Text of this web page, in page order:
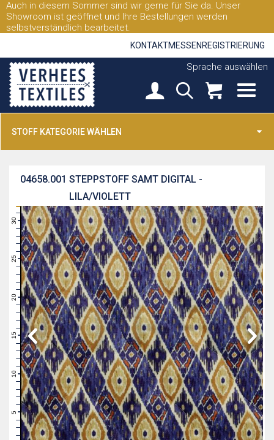
Auch in diesem Sommer sind wir gerne für Sie da. Unser
Showroom ist geöffnet und Ihre Bestellungen werden
selbstverständlich bearbeitet.
KONTAKTMESSEN REGISTRIERUNG
Sprache auswählen
STOFF KATEGORIE WÄHLEN
STEPPSTOFF SAMT DIGITAL -
LILA/VIOLETT
04658.001
4
5
6
7
8
10
11
12
13
14
15
16
17
18
19
20
21
22
24
25
26
27
28
29
30